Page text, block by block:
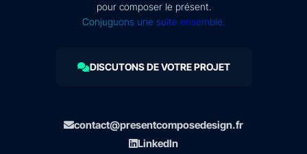
pour composer le présent.
Conjuguons une suite ensemble.
DISCUTONS DE VOTRE PROJET
contact@presentcomposedesign.fr
LinkedIn